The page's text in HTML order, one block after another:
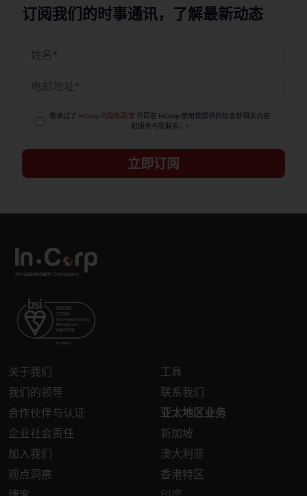
订阅我们的时事通讯，了解最新动态
邮
件
*
我读过了 InCorp 的隐私政策 并同意 InCorp 使用我提供的信息就相关内容
和服务与我联系。 *
关于我们
我们的领导
合作伙伴与认证
企业社会责任
加入我们
观点洞察
工具
联系我们
亚太地区业务
新加坡
澳大利亚
香港特区